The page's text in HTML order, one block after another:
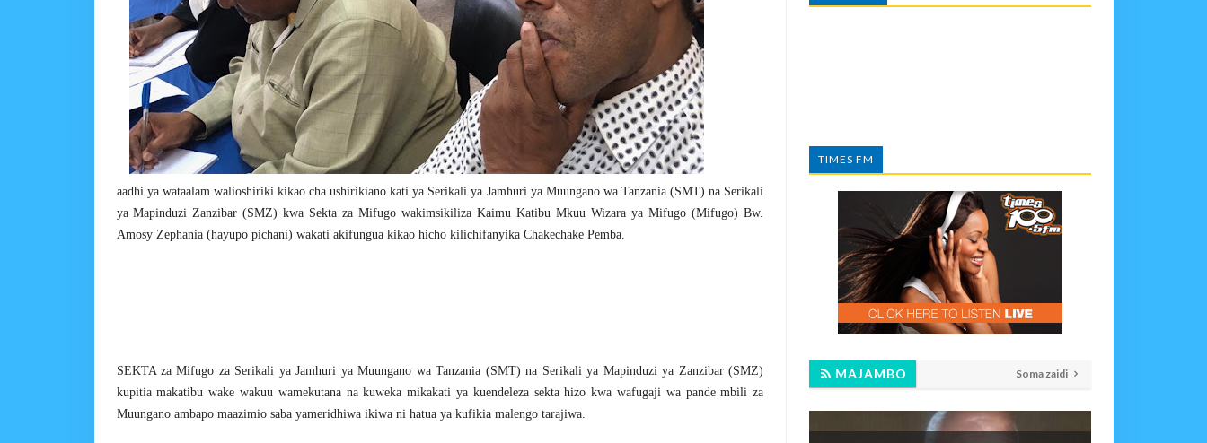
aadhi ya wataalam walioshiriki kikao cha ushirikiano kati ya Serikali ya Jamhuri ya Muungano wa Tanzania (SMT) na Serikali
ya Mapinduzi Zanzibar (SMZ) kwa Sekta za Mifugo wakimsikiliza Kaimu Katibu Mkuu Wizara ya Mifugo (Mifugo) Bw.
Amosy Zephania (hayupo pichani) wakati akifungua kikao hicho kilichifanyika Chakechake Pemba.
SEKTA za Mifugo za Serikali ya Jamhuri ya Muungano wa Tanzania (SMT) na Serikali ya Mapinduzi ya Zanzibar (SMZ)
kupitia makatibu wake wakuu wamekutana na kuweka mikakati ya kuendeleza sekta hizo kwa wafugaji wa pande mbili za
Muungano ambapo maazimio saba yameridhiwa ikiwa ni hatua ya kufikia malengo tarajiwa.
TIMES FM
MAJAMBO Soma zaidi